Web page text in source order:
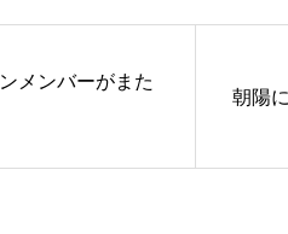
メンバーがまた
朝陽